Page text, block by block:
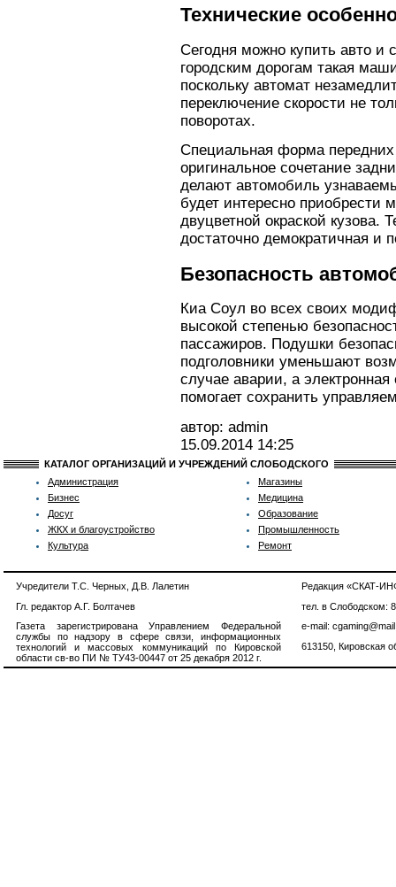
Технические
Сегодня можно купить авто и
городским дорогам такая
поскольку автомат
переключение скорости не
поворотах.
Специальная форма
оригинальное сочетание
делают автомобиль
будет интересно приобрести
двуцветной окраской кузова.
достаточно демократичная и
Безопасность
Киа Соул во всех своих
высокой степенью
пассажиров. Подушки
подголовники уменьшают
случае аварии, а
помогает сохранить
автор: admin
15.09.2014 14:25
КАТАЛОГ ОРГАНИЗАЦИЙ И УЧРЕЖДЕНИЙ СЛОБОДСКОГО
Администрация
Бизнес
Досуг
ЖКХ и благоустройство
Культура
Магазины
Медицина
Образование
Промышленность
Ремонт
Учредители Т.С. Черных, Д.В. Лалетин
Гл. редактор А.Г. Болтачев
Газета зарегистрирована Управлением Федеральной
службы по надзору в сфере связи, информационных
технологий и массовых коммуникаций по Кировской
области св-во ПИ № ТУ43-00447 от 25 декабря 2012 г.
Редакция «СКАТ-
тел. в Слободском:
e-mail:
613150, Кировская